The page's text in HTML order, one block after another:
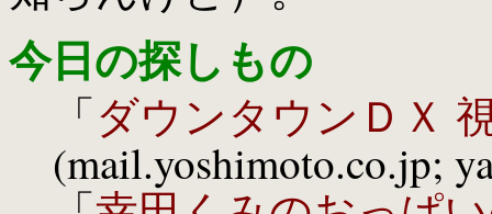
今日の探しもの
「ダウンタウンＤＸ
(mail.yoshimoto.co.jp;